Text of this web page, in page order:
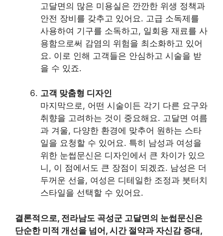
고달면의 많은 미용실은 깐깐한 위생 정책과
안전 장비를 갖추고 있어요. 고급 소독제를
사용하여 기구를 소독하고, 일회용 재료를 사
용함으로써 감염의 위험을 최소화하고 있어
요. 이로 인해 고객들은 안심하고 시술을 받
을 수 있죠.
고객 맞춤형 디자인
마지막으로, 어떤 시술이든 각기 다른 요구와
취향을 고려하는 것이 중요해요. 고달면 여름
과 겨울, 다양한 환경에 맞추어 원하는 스타
일을 요청할 수 있어요. 특히 남성과 여성을
위한 눈썹문신은 디자인에서 큰 차이가 있으
니, 이 점에서도 큰 장점이 되겠죠. 남성은 더
두꺼운 선을, 여성은 디테일한 조정과 붓터치
스타일을 선택할 수 있어요.
결론적으로, 전라남도 곡성군 고달면의 눈썹문신은
단순한 미적 개선을 넘어, 시간 절약과 자신감 증대,